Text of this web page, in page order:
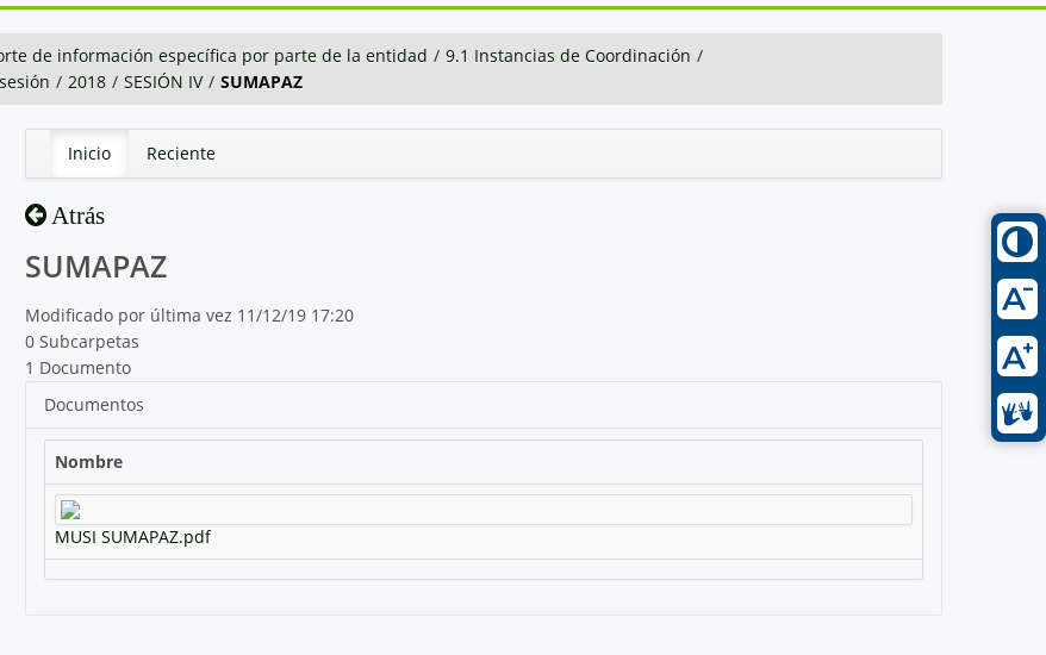
de información específica por parte de la entidad / 9.1 Instancias de Coordinación /
/ 2018 / SESIÓN IV / SUMAPAZ
Inicio Reciente
Atrás
SUMAPAZ
Modificado por última vez 11/12/19 17:20
0 Subcarpetas
1 Documento
Documentos
Nombre
MUSI SUMAPAZ.pdf